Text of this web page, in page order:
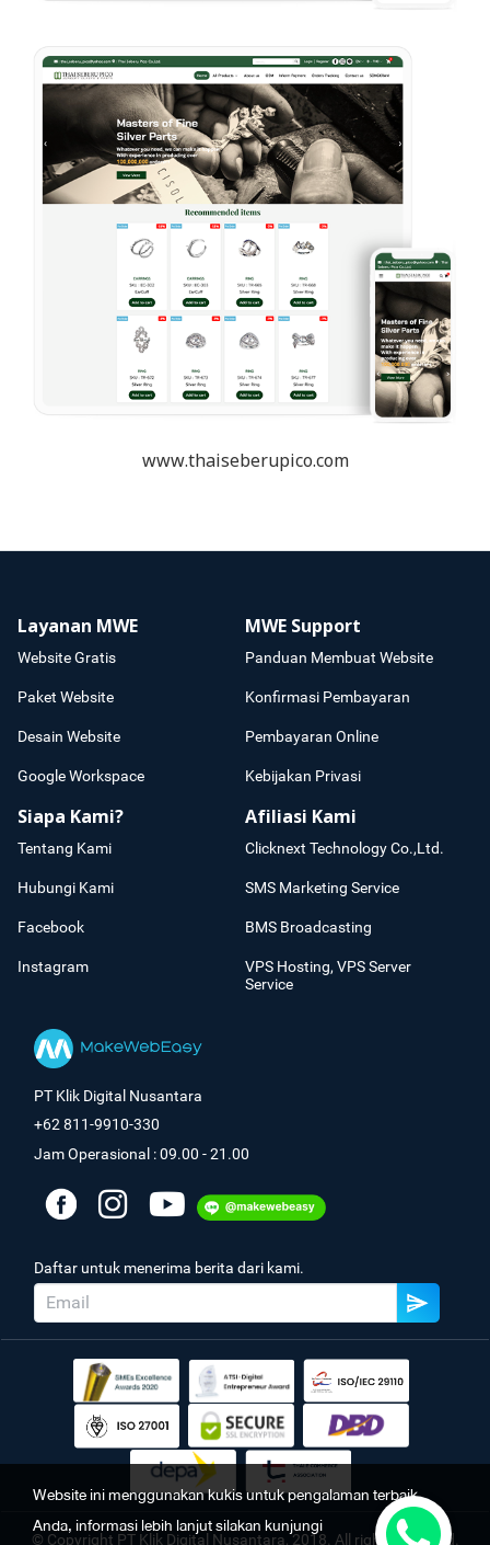
www.thaiseberupico.com
Layanan MWE
Website Gratis
Paket Website
Desain Website
Google Workspace
MWE Support
Panduan Membuat Website
Konfirmasi Pembayaran
Pembayaran Online
Kebijakan Privasi
Siapa Kami?
Tentang Kami
Hubungi Kami
Facebook
Instagram
Afiliasi Kami
Clicknext Technology Co.,Ltd.
SMS Marketing Service
BMS Broadcasting
VPS Hosting, VPS Server
Service
PT Klik Digital Nusantara
+62 811-9910-330
Jam Operasional : 09.00 - 21.00
Daftar untuk menerima berita dari kami.
© Copyright PT Klik Digital Nusantara, 2018. All rights reserved.
Website ini menggunakan kukis untuk pengalaman terbaik
Anda, informasi lebih lanjut silakan kunjungi